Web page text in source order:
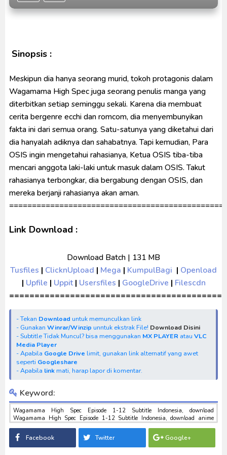
Sinopsis :
Meskipun dia hanya seorang murid, tokoh protagonis dalam
Wagamama High Spec juga seorang penulis manga yang
diterbitkan setiap seminggu sekali. Karena dia membuat
cerita bergenre ecchi dan romcom, dia menyembunyikan
fakta ini dari semua orang. Satu-satunya yang diketahui dari
dia hanyalah adiknya dan sahabatnya. Tapi kemudian, Para
OSIS ingin mengetahui rahasianya, Ketua OSIS tiba-tiba
mencari anggota laki-laki untuk masuk dalam OSIS. Takut
rahasianya terbongkar, dia bergabung dengan OSIS, dan
mereka berjanji rahasianya akan aman.
Link Download :
Download Batch | 131 MB
Tusfiles | ClicknUpload | Mega | KumpulBagi | Openload
| Upfile | Uppit| Usersfiles | GoogleDrive | Filescdn
- Tekan Download untuk memunculkan link
- Gunakan Winrar/Winzip unntuk ekstrak File! Download Disini
- Subtitle Tidak Muncul? bisa menggunakan MX PLAYER atau VLC
Media Player
- Apabila Google Drive limit, gunakan link alternatif yang awet
seperti Googleshare
- Apabila linkmati, harap lapor di komentar.
Keyword:
Wagamama High Spec Episode 1-12 Subtitle Indonesia, download
Wagamama High Spec Episode 1-12 Subtitle Indonesia, download anime
Wagamama High Spec Episode 1-12 Subtitle Indonesia, anime Wagamama
High Spec Episode 1-12 Subtitle Indonesia, download toku batch mp4 , mkv ,
3gp sub indo , download tokusatsu sub indo , download marvel sub indo
Wagamama High Spec Episode 1-12 Subtitle Indonesia
Facebook Twitter Google+